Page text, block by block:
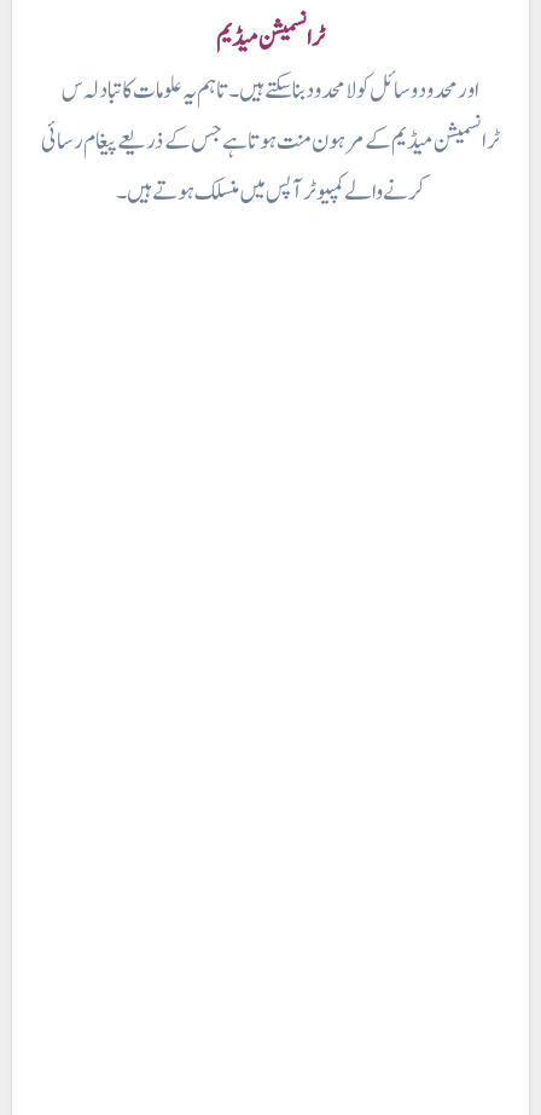
ٹرانسمیشن میڈیم
اور محدود وسائل کو لامحدود بنا سکتے ہیں ۔ تاہم یہ علومات کا تبادلہ س
ٹرانسمیشن میڈیم کے مرہون منت ہوتا ہے جس کے ذریعے پیغام رسائی
کرنے والے کمپیوٹر آپس میں منسلک ہوتے ہیں ۔